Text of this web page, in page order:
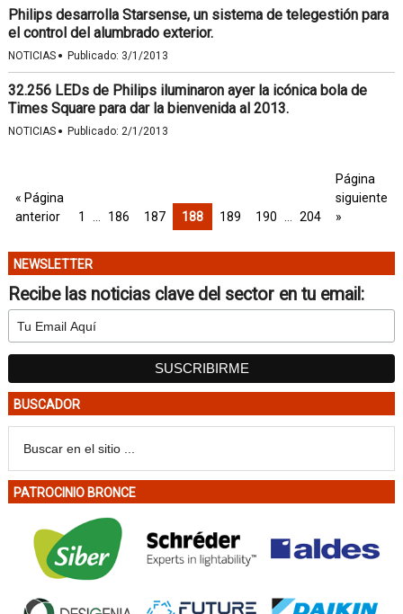
Philips desarrolla Starsense, un sistema de telegestión para
el control del alumbrado exterior.
NOTICIAS · Publicado: 3/1/2013
32.256 LEDs de Philips iluminaron ayer la icónica bola de
Times Square para dar la bienvenida al 2013.
NOTICIAS · Publicado: 2/1/2013
« Página
anterior
1 186 187 188 189 190 204
Página
siguiente
»
NEWSLETTER
Recibe las noticias clave del sector en tu email:
BUSCADOR
PATROCINIO BRONCE